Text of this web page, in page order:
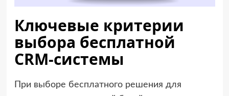
Ключевые критерии
выбора бесплатной
CRM-системы
При выборе бесплатного решения для